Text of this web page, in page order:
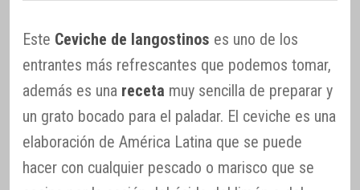
Este Ceviche de langostinos es uno de los
entrantes más refrescantes que podemos tomar,
además es una receta muy sencilla de preparar y
un grato bocado para el paladar. El ceviche es una
elaboración de América Latina que se puede
hacer con cualquier pescado o marisco que se